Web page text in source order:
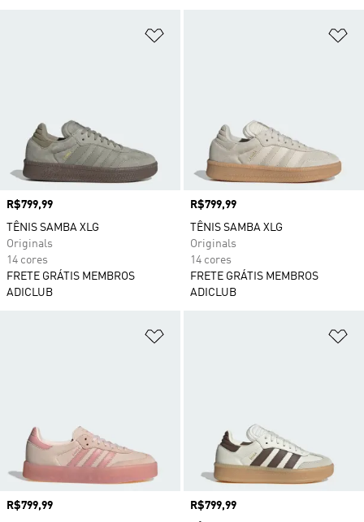
Preço
R$799,99
TÊNIS SAMBA XLG
Originals
14 cores
FRETE GRÁTIS MEMBROS
ADICLUB
Preço
R$799,99
TÊNIS SAMBA XLG
Originals
14 cores
FRETE GRÁTIS MEMBROS
ADICLUB
Preço
R$799,99
Preço
R$799,99